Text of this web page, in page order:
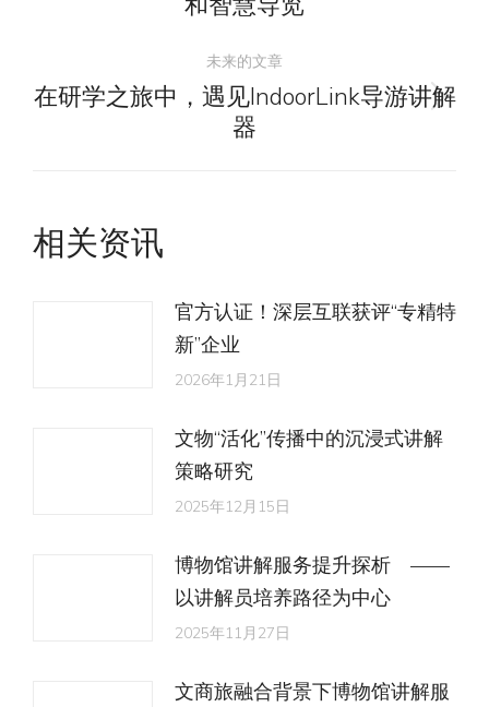
航
史
的
文
章：
未来的文章
未
来
在研学之旅中，遇见IndoorLink导游讲解
器
相关资讯
官方认证！深层互联获评“专精特
新”企业
2026年1月21日
文物“活化”传播中的沉浸式讲解
策略研究
2025年12月15日
博物馆讲解服务提升探析 ——
以讲解员培养路径为中心
2025年11月27日
文商旅融合背景下博物馆讲解服